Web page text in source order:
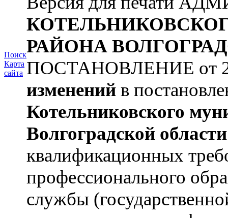
Поиск
Карта
сайта
РАЙОНА
ПОСТАНОВЛЕНИЕ от
изменений в
Котельниковского
Волгоградской области
квалификационных
профессионального
службы